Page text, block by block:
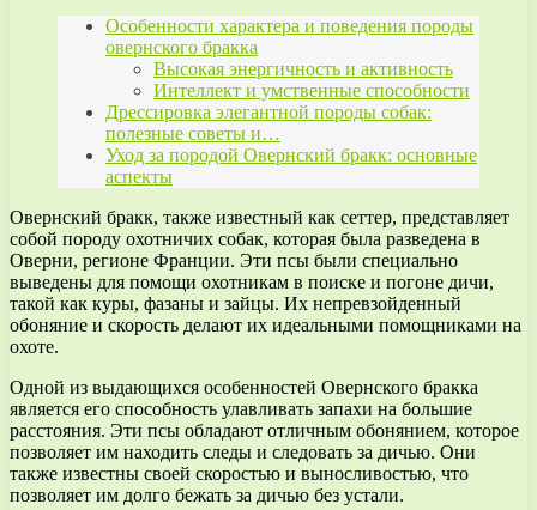
Особенности характера и поведения породы
овернского бракка
Высокая энергичность и активность
Интеллект и умственные способности
Дрессировка элегантной породы собак:
полезные советы и…
Уход за породой Овернский бракк: основные
аспекты
Овернский бракк, также известный как сеттер, представляет
собой породу охотничих собак, которая была разведена в
Оверни, регионе Франции. Эти псы были специально
выведены для помощи охотникам в поиске и погоне дичи,
такой как куры, фазаны и зайцы. Их непревзойденный
обоняние и скорость делают их идеальными помощниками на
охоте.
Одной из выдающихся особенностей Овернского бракка
является его способность улавливать запахи на большие
расстояния. Эти псы обладают отличным обонянием, которое
позволяет им находить следы и следовать за дичью. Они
также известны своей скоростью и выносливостью, что
позволяет им долго бежать за дичью без устали.